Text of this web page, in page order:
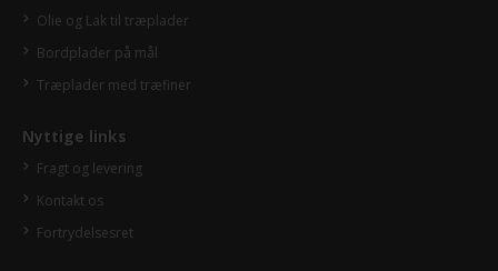
Olie og Lak til træplader
Bordplader på mål
Træplader med træfiner
Nyttige links
Fragt og levering
Kontakt os
Fortrydelsesret